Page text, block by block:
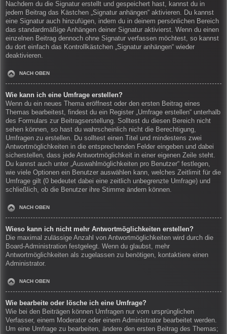
Nachdem du die Signatur erstellt und gespeichert hast, kannst du in
jedem Beitrag das Kästchen „Signatur anhängen“ aktivieren. Du kannst
eine Signatur auch hinzufügen, indem du in deinem persönlichen Bereich
das standardmäßige Anhängen deiner Signatur aktivierst. Wenn du einen
einzelnen Beitrag dennoch ohne Signatur verfassen möchtest, so kannst
du dort einfach das Kontrollkästchen „Signatur anhängen“ wieder
deaktivieren.
NACH OBEN
Wie kann ich eine Umfrage erstellen?
Wenn du ein neues Thema eröffnest oder den ersten Beitrag eines
Themas bearbeitest, findest du ein Register „Umfrage erstellen“ unterhalb
des Formulars zur Beitragserstellung. Solltest du diesen Bereich nicht
sehen können, so hast du wahrscheinlich nicht die Berechtigung,
Umfragen zu erstellen. Du solltest einen Titel und mindestens zwei
Antwortmöglichkeiten in die entsprechenden Felder eingeben und dabei
sicherstellen, dass jede Antwortmöglichkeit in einer eigenen Zeile steht.
Du kannst auch unter „Auswahlmöglichkeiten pro Benutzer“ festlegen,
wie viele Optionen ein Benutzer auswählen kann, welches Zeitlimit für die
Umfrage gilt (0 bedeutet dabei eine zeitlich unbegrenzte Umfrage) und
schließlich, ob die Benutzer ihre Stimme ändern können.
NACH OBEN
Wieso kann ich nicht mehr Antwortmöglichkeiten erstellen?
Die maximal zulässige Anzahl von Antwortmöglichkeiten wird durch die
Board-Administration festgelegt. Wenn du glaubst, mehr
Antwortmöglichkeiten als zugelassen zu benötigen, kontaktiere einen
Administrator.
NACH OBEN
Wie bearbeite oder lösche ich eine Umfrage?
Wie bei den Beiträgen können Umfragen nur vom ursprünglichen
Verfasser, einem Moderator oder einem Administrator bearbeitet werden.
Um eine Umfrage zu bearbeiten, ändere den ersten Beitrag des Themas;